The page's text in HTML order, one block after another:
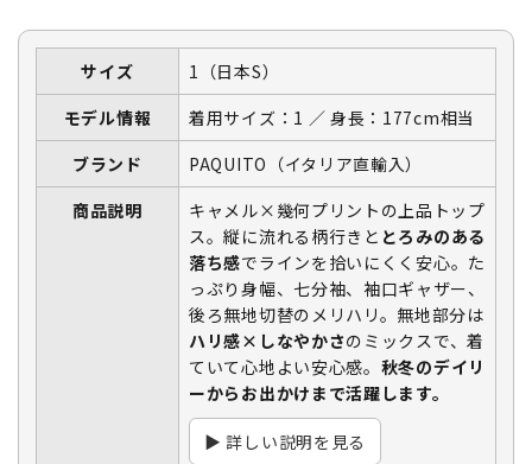
サイズ
1（日本S）
モデル情報
着用サイズ：1 ／ 身長：177cm相当
ブランド
PAQUITO（イタリア直輸入）
商品説明
キャメル×幾何プリントの上品トップ
ス。縦に流れる柄行きと とろみのある
落ち感でラインを拾いにくく安心。た
っぷり身幅、七分袖、袖口ギャザー、
後ろ無地切替のメリハリ。無地部分は
ハリ感×しなやかさのミックスで、着
ていて心地よい安心感。 秋冬のデイリ
ーからお出かけまで活躍します。
▶ 詳しい説明を見る